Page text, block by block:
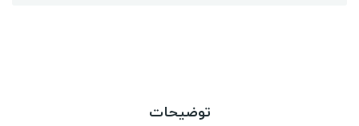
توضیحات